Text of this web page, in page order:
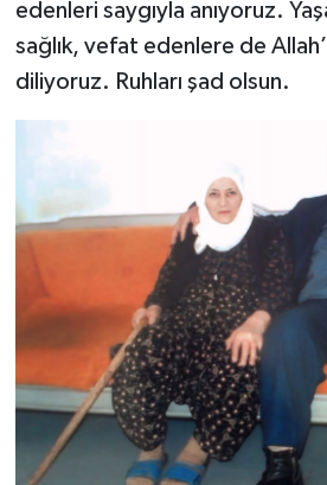
edenleri saygıyla anıyoruz.
sağlık, vefat edenlere de
diliyoruz. Ruhları şad olsun.